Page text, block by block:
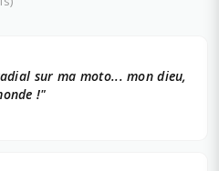
sur ma moto... mon dieu,
!"